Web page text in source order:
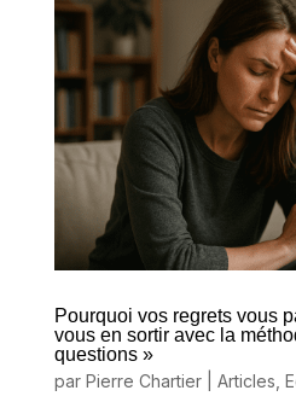
Pourquoi vos regrets vous
vous en sortir avec la
questions »
par Pierre Chartier| Articles